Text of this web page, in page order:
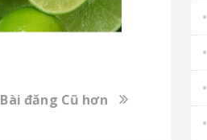
Bài đăng Cũ hơn